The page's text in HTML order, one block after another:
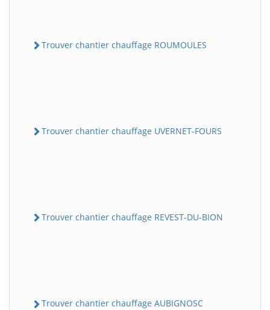
Trouver chantier chauffage ROUMOULES
Trouver chantier chauffage UVERNET-FOURS
Trouver chantier chauffage REVEST-DU-BION
Trouver chantier chauffage AUBIGNOSC